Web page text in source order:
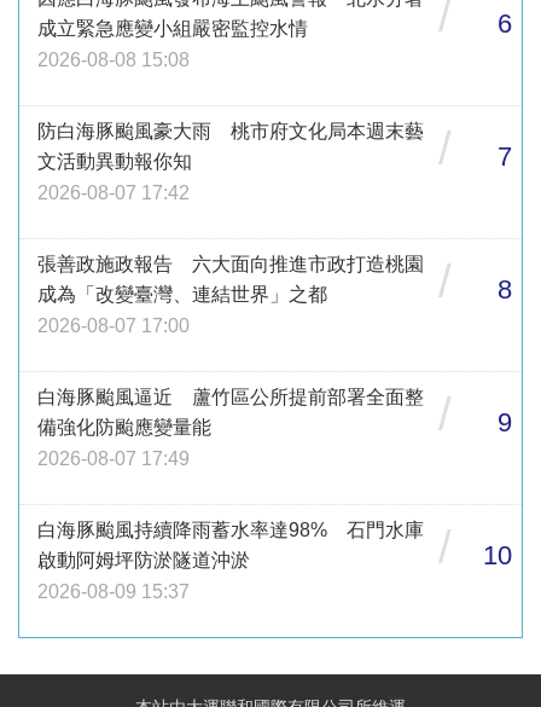
成立緊急應變小組嚴密監控水情
2026-08-08 15:08
/ 6
防白海豚颱風豪大雨 桃市府文化局本週末藝
文活動異動報你知
2026-08-07 17:42
/ 7
張善政施政報告 六大面向推進市政打造桃園
成為「改變臺灣、連結世界」之都
2026-08-07 17:00
/ 8
白海豚颱風逼近 蘆竹區公所提前部署全面整
備強化防颱應變量能
2026-08-07 17:49
/ 9
白海豚颱風持續降雨蓄水率達98% 石門水庫
啟動阿姆坪防淤隧道沖淤
2026-08-09 15:37
/ 10